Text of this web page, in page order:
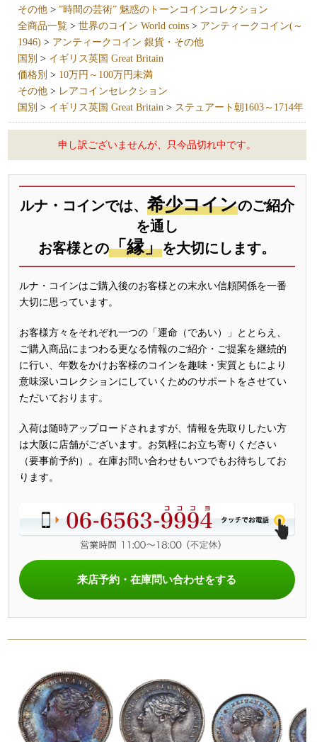
その他 >”時間の芸術” 魅惑のトーンコインコレクション
全商品一覧 >世界のコイン World coins > アンティークコイン(～
1946) > アンティークコイン 銀貨・その他
国別 > イギリス英国 Great Britain
価格別 > 10万円～100万円未満
その他 > レアコインセレクション
国別 > イギリス英国 Great Britain > ステュアート朝1603～1714年
申し訳ございませんが、只今品切れ中です。
ルナ・コインでは、 希少コインのご紹介
を通し
お客様との「縁」を大切にします。
ルナ・コインはご購入後のお客様との末永い信頼関係を一番
大切に思っています。
お客様方々をそれぞれ一つの「運命（であい）」ととらえ、
ご購入商品にまつわる更なる情報のご紹介・ご提案を継続的
に行い、年数をかけお客様のコインを趣味・実質ともにより
意味深いコレクションにしていくためのサポートをさせてい
ただいております。
入荷は随時アップロードされますが、情報を先取りしたい方
は大阪に店舗がございます。お気軽にお立ち寄りください
（要事前予約）。在庫お問い合わせもいつでもお待ちしてお
ります。
来店予約・在庫問い合わせをする